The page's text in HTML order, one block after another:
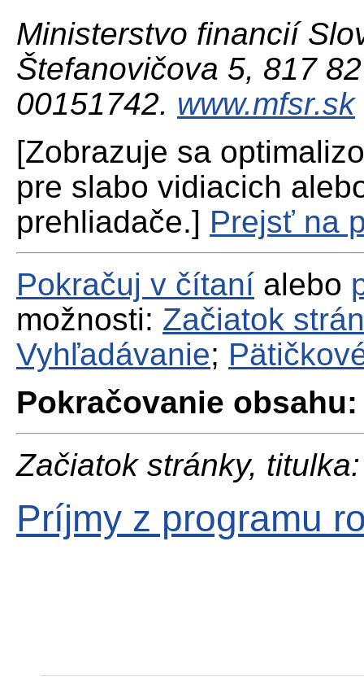
Ministerstvo financií
Štefanovičova 5, 817
00151742. www.mfsr.sk
[Zobrazuje sa
pre slabo vidiacich
prehliadače.] Prejsť na
Pokračuj v čítaní alebo
možnosti: Začiatok
Vyhľadávanie;
Pokračovanie obsahu:
Začiatok stránky, titulka:
Príjmy z programu